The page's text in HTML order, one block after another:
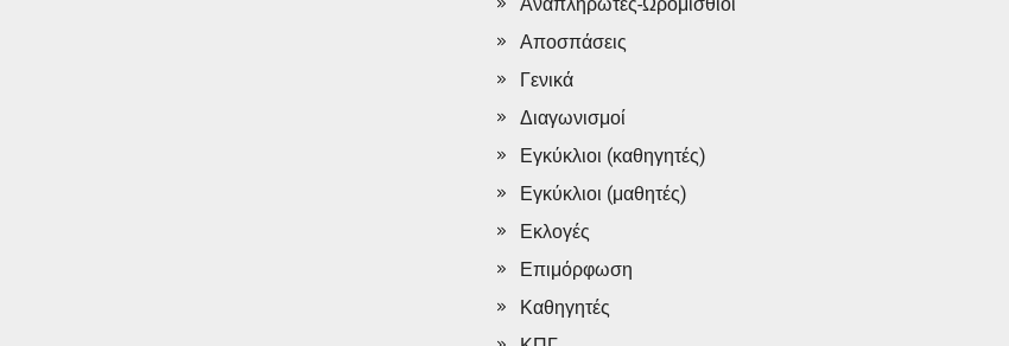
Αποσπάσεις
Γενικά
Διαγωνισμοί
Εγκύκλιοι (καθηγητές)
Εγκύκλιοι (μαθητές)
Εκλογές
Επιμόρφωση
Καθηγητές